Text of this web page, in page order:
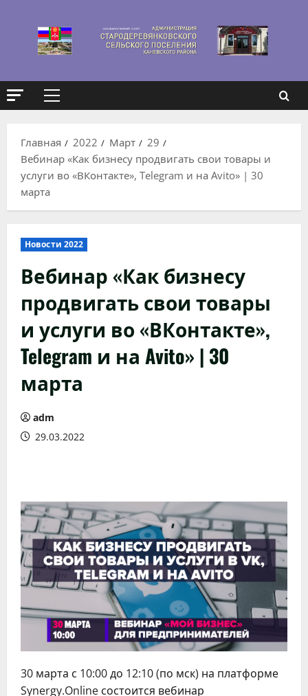
содержимому
Основное
Главная
2022 Март
29
Вебинар «Как бизнесу продвигать свои товары и
услуги во «ВКонтакте», Telegram и на Avito» | 30
марта
Новости 2022
Вебинар «Как бизнесу
продвигать свои товары
и услуги во «ВКонтакте»,
Telegram и на Avito» | 30
марта
adm
29.03.2022
30 марта с 10:00 до 12:10 (по мск) на платформе
Synergy.Online состоится вебинар